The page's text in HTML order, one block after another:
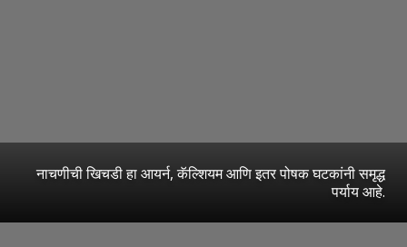
नाचणीची खिचडी हा आयर्न, कॅल्शियम आणि इतर पोषक घटकांनी समृद्ध
पर्याय आहे.